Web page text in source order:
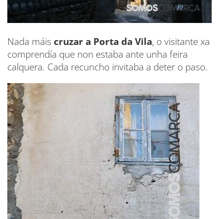
Nada máis cruzar a Porta da Vila, o visitante xa
comprendía que non estaba ante unha feira
calquera. Cada recuncho invitaba a deter o paso.